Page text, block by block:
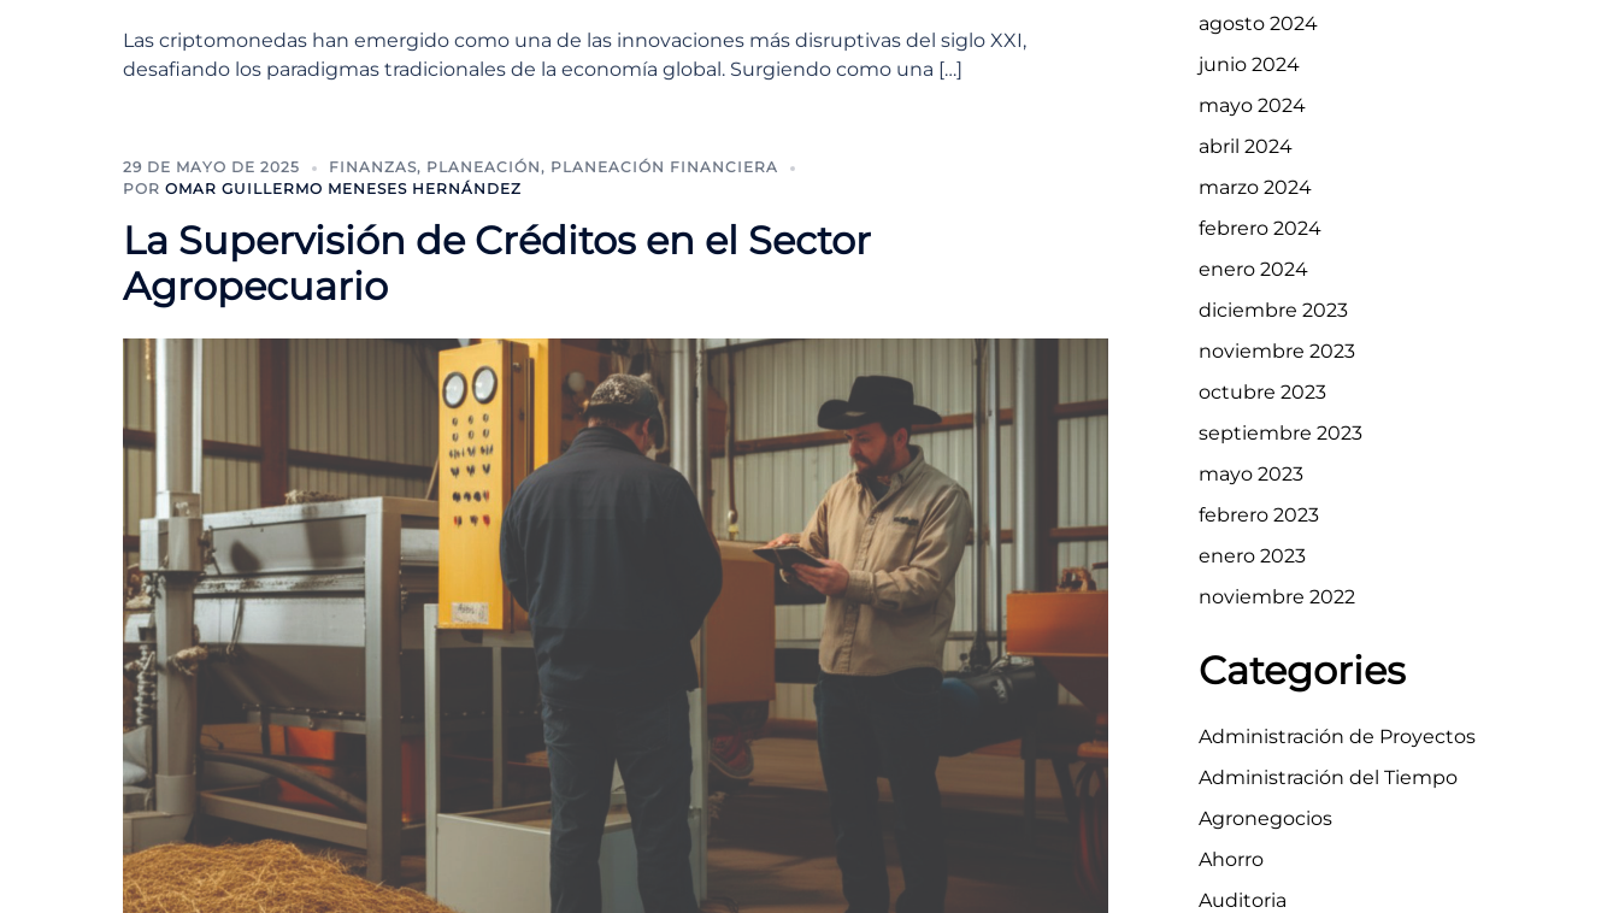
Las criptomonedas han emergido como una de las innovaciones más disruptivas del siglo XXI,
desafiando los paradigmas tradicionales de la economía global. Surgiendo como una […]
29 DE MAYO DE 2025 FINANZAS, PLANEACIÓN, PLANEACIÓN FINANCIERA
POR OMAR GUILLERMO MENESES HERNÁNDEZ
La Supervisión de Créditos en el Sector
Agropecuario
agosto 2024
junio 2024
mayo 2024
abril 2024
marzo 2024
febrero 2024
enero 2024
diciembre 2023
noviembre 2023
octubre 2023
septiembre 2023
mayo 2023
febrero 2023
enero 2023
noviembre 2022
Categories
Administración de Proyectos
Administración del Tiempo
Agronegocios
Ahorro
Auditoria